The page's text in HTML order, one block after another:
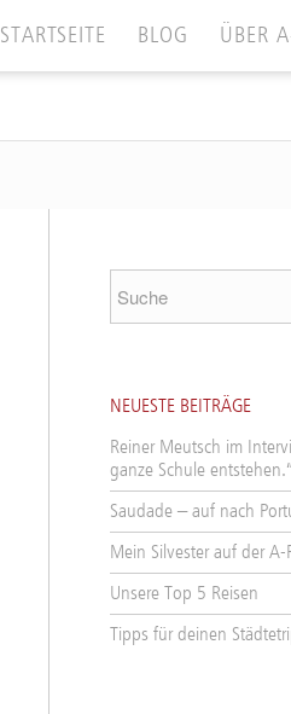
STARTSEITE BLOG ÜBER
NEUESTE BEITRÄGE
Reiner Meutsch im
ganze Schule entstehen.“
Saudade – auf nach
Mein Silvester auf der A-
Unsere Top 5 Reisen
Tipps für deinen